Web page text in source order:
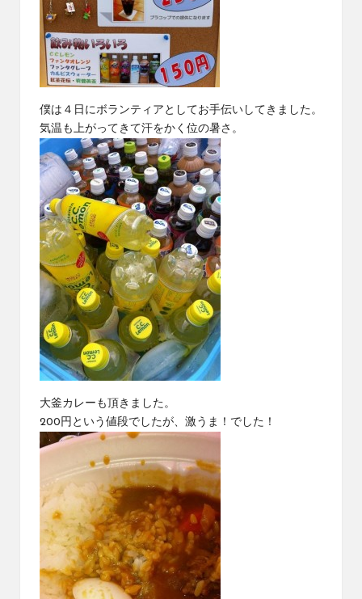
僕は４日にボランティアとしてお手伝いしてきました。
気温も上がってきて汗をかく位の暑さ。
大釜カレーも頂きました。
200円という値段でしたが、激うま！でした！